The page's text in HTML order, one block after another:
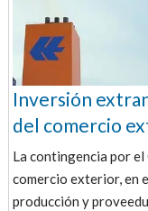
Inversión
del comercio
La contingencia por
comercio exterior, en
producción y